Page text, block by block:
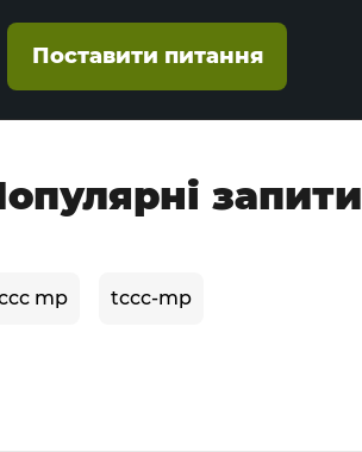
Поставити питання
запити
mp tccc-mp